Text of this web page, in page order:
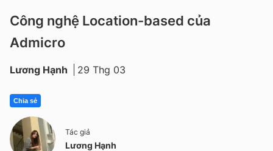
Công nghệ Location-based của
Admicro
Lương Hạnh 29 Thg 03
Chia sẻ
Tác giả
Lương Hạnh